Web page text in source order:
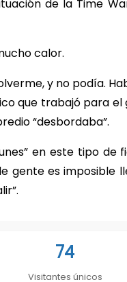
de la Time
calor.
y no podía.
que trabajó para
“desbordaba”.
en este tipo de
gente es imposible
74
Visitantes únicos